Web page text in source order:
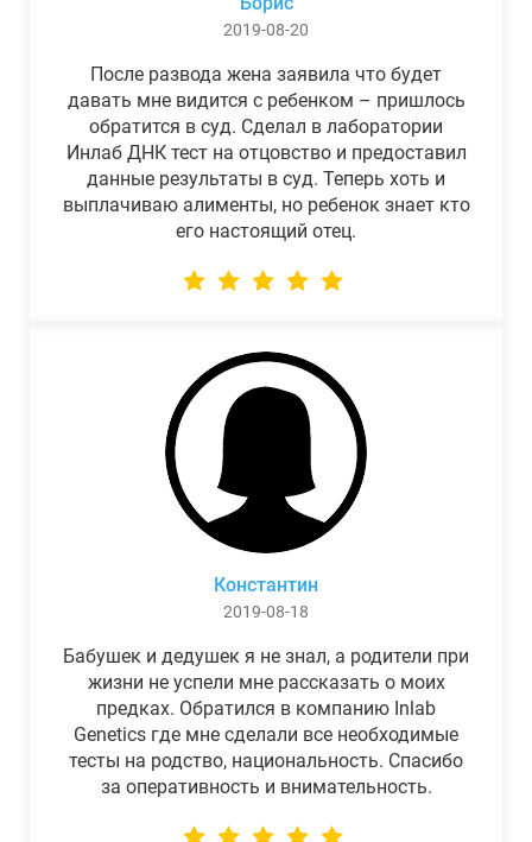
2019-08-20
После развода жена заявила что будет
давать мне видится с ребенком – пришлось
обратится в суд. Сделал в лаборатории
Инлаб ДНК тест на отцовство и предоставил
данные результаты в суд. Теперь хоть и
выплачиваю алименты, но ребенок знает кто
его настоящий отец.
Константин
2019-08-18
Бабушек и дедушек я не знал, а родители при
жизни не успели мне рассказать о моих
предках. Обратился в компанию Inlab
Genetics где мне сделали все необходимые
тесты на родство, национальность. Спасибо
за оперативность и внимательность.